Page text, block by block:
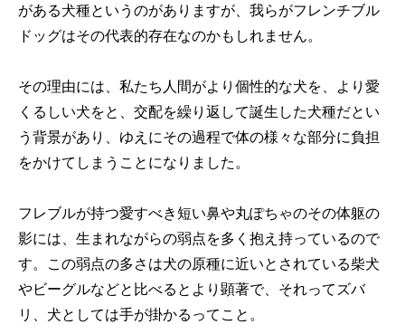
がある犬種というのがありますが、我らがフレンチブル
ドッグはその代表的存在なのかもしれません。
その理由には、私たち人間がより個性的な犬を、より愛
くるしい犬をと、交配を繰り返して誕生した犬種だとい
う背景があり、ゆえにその過程で体の様々な部分に負担
をかけてしまうことになりました。
フレブルが持つ愛すべき短い鼻や丸ぽちゃのその体躯の
影には、生まれながらの弱点を多く抱え持っているので
す。この弱点の多さは犬の原種に近いとされている柴犬
やビーグルなどと比べるとより顕著で、それってズバ
リ、犬としては手が掛かるってこと。